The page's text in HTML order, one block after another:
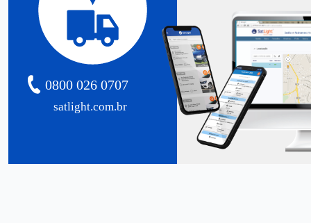
satlight.com.br
0800 026 0707